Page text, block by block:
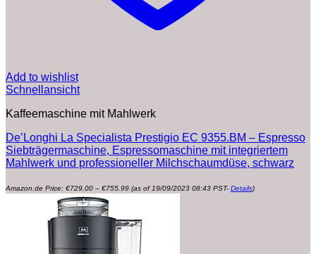
Add to wishlist
Schnellansicht
Kaffeemaschine mit Mahlwerk
De’Longhi La Specialista Prestigio EC 9355.BM – Espresso
Siebträgermaschine, Espressomaschine mit integriertem
Mahlwerk und professioneller Milchschaumdüse, schwarz
Amazon.de Price: €729.00 – €755.99 €729.00
(as of 19/09/2023 08:43 PST- Details)